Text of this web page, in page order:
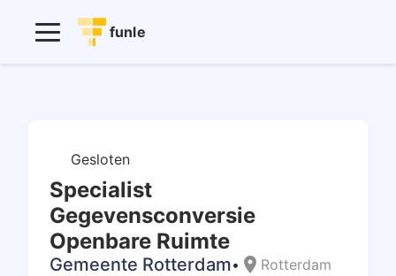
funle
Specialist
Gegevensconversie
Openbare Ruimte
Gesloten
Gemeente Rotterdam• location_on Rotterdam